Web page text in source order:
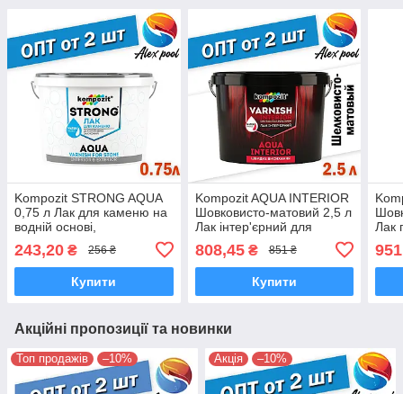
Kompozit STRONG AQUA
0,75 л Лак для каменю на
водній основі,
243,20 ₴ 256 ₴
Купити
Kompozit AQUA INTERIOR
Шовковисто-матовий 2,5 л
Лак інтер'єрний для
808,45₴ 851 ₴
Купити
Лак
Акційні пропозиції та новинки
Топ продажів –10% Акція –10%